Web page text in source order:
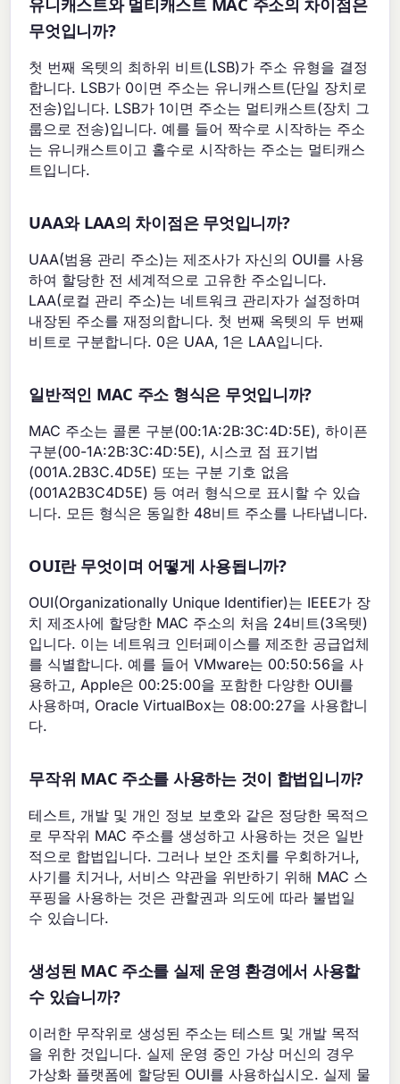
무엇입니까?
첫 번째 옥텟의 최하위 비트(LSB)가 주소 유형을 결정
합니다. LSB가 0이면 주소는 유니캐스트(단일 장치로
전송)입니다. LSB가 1이면 주소는 멀티캐스트(장치 그
룹으로 전송)입니다. 예를 들어 짝수로 시작하는 주소
는 유니캐스트이고 홀수로 시작하는 주소는 멀티캐스
트입니다.
UAA와 LAA의 차이점은 무엇입니까?
UAA(범용 관리 주소)는 제조사가 자신의 OUI를 사용
하여 할당한 전 세계적으로 고유한 주소입니다.
LAA(로컬 관리 주소)는 네트워크 관리자가 설정하며
내장된 주소를 재정의합니다. 첫 번째 옥텟의 두 번째
비트로 구분합니다. 0은 UAA, 1은 LAA입니다.
일반적인 MAC 주소 형식은 무엇입니까?
MAC 주소는 콜론 구분(00:1A:2B:3C:4D:5E), 하이픈
구분(00-1A:2B:3C:4D:5E), 시스코 점 표기법
(001A.2B3C.4D5E) 또는 구분 기호 없음
(001A2B3C4D5E) 등 여러 형식으로 표시할 수 있습
니다. 모든 형식은 동일한 48비트 주소를 나타냅니다.
OUI란 무엇이며 어떻게 사용됩니까?
OUI(Organizationally Unique Identifier)는 IEEE가 장
치 제조사에 할당한 MAC 주소의 처음 24비트(3옥텟)
입니다. 이는 네트워크 인터페이스를 제조한 공급업체
를 식별합니다. 예를 들어 VMware는 00:50:56을 사
용하고, Apple은 00:25:00을 포함한 다양한 OUI를
사용하며, Oracle VirtualBox는 08:00:27을 사용합니
다.
무작위 MAC 주소를 사용하는 것이 합법입니까?
테스트, 개발 및 개인 정보 보호와 같은 정당한 목적으
로 무작위 MAC 주소를 생성하고 사용하는 것은 일반
적으로 합법입니다. 그러나 보안 조치를 우회하거나,
사기를 치거나, 서비스 약관을 위반하기 위해 MAC 스
푸핑을 사용하는 것은 관할권과 의도에 따라 불법일
수 있습니다.
생성된 MAC 주소를 실제 운영 환경에서 사용할
수 있습니까?
이러한 무작위로 생성된 주소는 테스트 및 개발 목적
을 위한 것입니다. 실제 운영 중인 가상 머신의 경우
가상화 플랫폼에 할당된 OUI를 사용하십시오. 실제 물